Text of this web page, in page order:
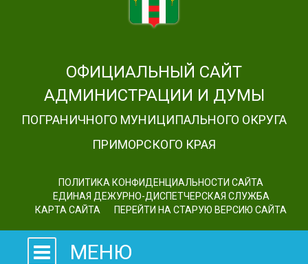
ОФИЦИАЛЬНЫЙ САЙТ
АДМИНИСТРАЦИИ И ДУМЫ
ПОГРАНИЧНОГО МУНИЦИПАЛЬНОГО ОКРУГА
ПРИМОРСКОГО КРАЯ
ПОЛИТИКА КОНФИДЕНЦИАЛЬНОСТИ САЙТА
ЕДИНАЯ ДЕЖУРНО-ДИСПЕТЧЕРСКАЯ СЛУЖБА
КАРТА САЙТА
ПЕРЕЙТИ НА СТАРУЮ ВЕРСИЮ САЙТА
МЕНЮ